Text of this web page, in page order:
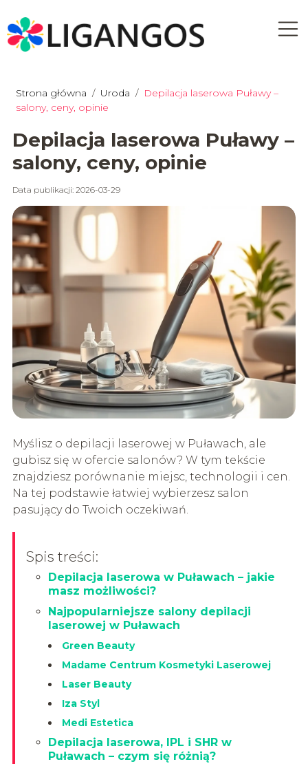
Strona główna / Uroda / Depilacja laserowa Puławy –
salony, ceny, opinie
Depilacja laserowa Puławy –
salony, ceny, opinie
Data publikacji: 2026-03-29
Myślisz o depilacji laserowej w Puławach, ale
gubisz się w ofercie salonów? W tym tekście
znajdziesz porównanie miejsc, technologii i cen.
Na tej podstawie łatwiej wybierzesz salon
pasujący do Twoich oczekiwań.
Spis treści:
Depilacja laserowa w Puławach – jakie
masz możliwości?
Najpopularniejsze salony depilacji
laserowej w Puławach
Green Beauty
Madame Centrum Kosmetyki Laserowej
Laser Beauty
Iza Styl
Medi Estetica
Depilacja laserowa, IPL i SHR w
Puławach – czym się różnią?